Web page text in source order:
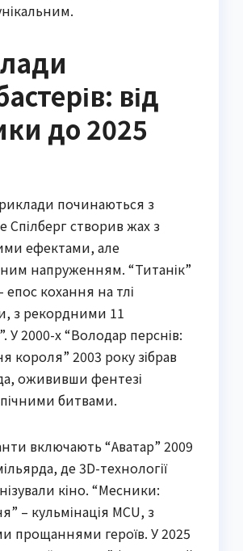
від
до 2025
починаються з
Спілберг створив жах з
ефектами, але
напруженням. “Титанік”
кохання на тлі
з рекордними 11
У 2000-х “Володар перснів:
короля” 2003 року зібрав
ожививши фентезі
битвами.
включають “Аватар” 2009
де 3D-технології
кіно. “Месники:
– кульмінація MCU, з
прощаннями героїв. У 2025